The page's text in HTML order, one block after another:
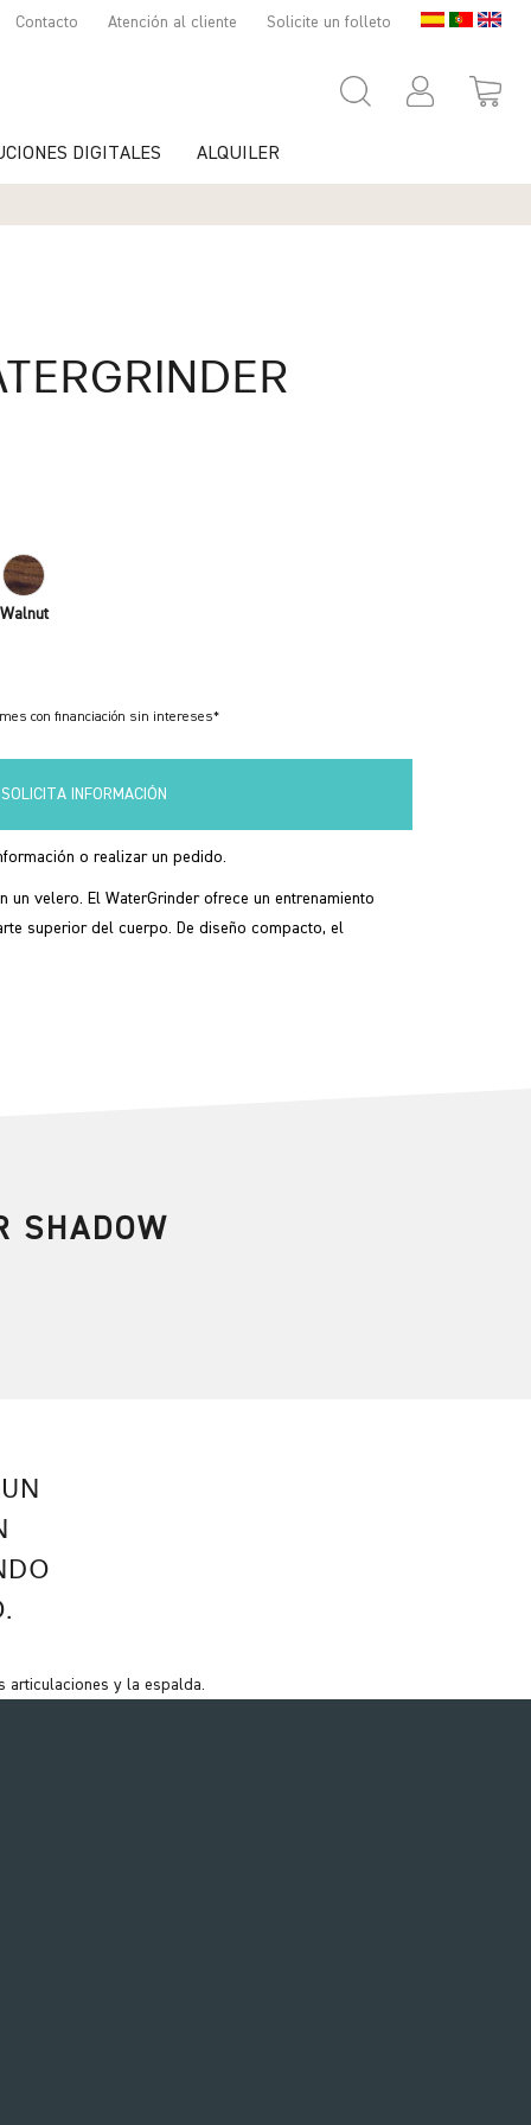
Contacto Atención al cliente Solicite un folleto
DIGITALES ALQUILER
Walnut
con financiación sin intereses*
SOLICITA INFORMACIÓN
o realizar un pedido.
un velero. El WaterGrinder ofrece un entrenamiento
superior del cuerpo. De diseño compacto, el
SHADOW
articulaciones y la espalda.